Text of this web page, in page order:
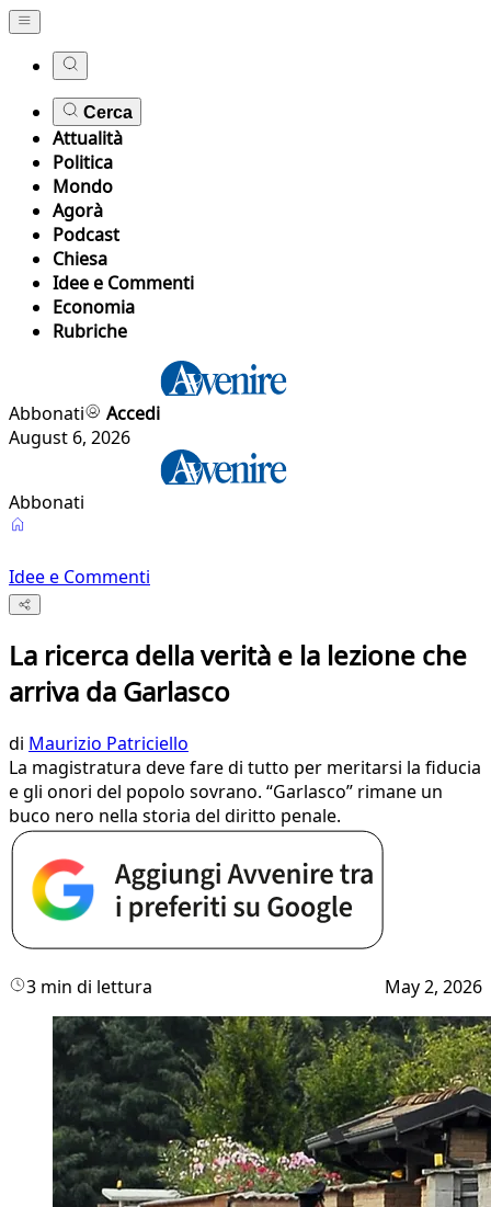
Cerca
Attualità
Politica
Mondo
Agorà
Podcast
Chiesa
Idee e Commenti
Economia
Rubriche
Abbonati
Accedi
August 6, 2026
Abbonati
Idee e Commenti
La ricerca della verità e la lezione che
arriva da Garlasco
di Maurizio Patriciello
La magistratura deve fare di tutto per meritarsi la fiducia
e gli onori del popolo sovrano. “Garlasco” rimane un
buco nero nella storia del diritto penale.
3 min di lettura May 2, 2026